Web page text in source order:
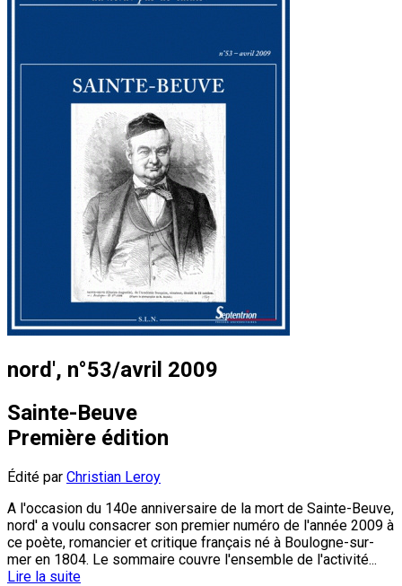
nord', n°53/avril 2009
Sainte-Beuve
Première édition
Édité par Christian Leroy
A l'occasion du 140e anniversaire de la mort de Sainte-Beuve,
nord' a voulu consacrer son premier numéro de l'année 2009 à
ce poète, romancier et critique français né à Boulogne-sur-
mer en 1804. Le sommaire couvre l'ensemble de l'activité...
Lire la suite